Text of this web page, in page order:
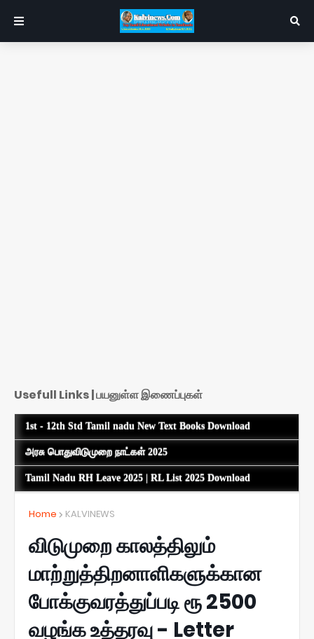
Usefull Links | பயனுள்ள இணைப்புகள்
1st - 12th Std Tamil nadu New Text Books Download
அரசு பொதுவிடுமுறை நாட்கள் 2025
Tamil Nadu RH Leave 2025 | RL List 2025 Download
Home KALVINEWS
விடுமுறை காலத்திலும்
மாற்றுத்திறனாளிகளுக்கான
போக்குவரத்துப்படி ரூ 2500
வழங்க உத்தரவு - Letter